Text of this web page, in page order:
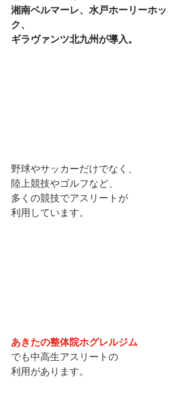
湘南ベルマーレ、水戸ホーリーホッ
ク、
ギラヴァンツ北九州が導入。
野球やサッカーだけでなく、
陸上競技やゴルフなど、
多くの競技でアスリートが
利用しています。
あきたの整体院ホグレルジム
でも中高生アスリートの
利用があります。